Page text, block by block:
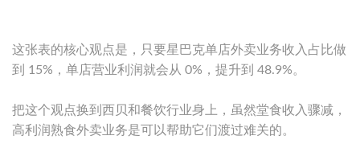
这张表的核心观点是，只要星巴克单店外卖业务收入占比做
到 15%，单店营业利润就会从 0%，提升到 48.9%。
把这个观点换到西贝和餐饮行业身上，虽然堂食收入骤减，
高利润熟食外卖业务是可以帮助它们渡过难关的。